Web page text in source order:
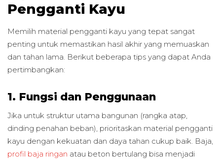
Pengganti Kayu
Memilih material pengganti kayu yang tepat sangat
penting untuk memastikan hasil akhir yang memuaskan
dan tahan lama. Berikut beberapa tips yang dapat Anda
pertimbangkan:
1. Fungsi dan Penggunaan
Jika untuk struktur utama bangunan (rangka atap,
dinding penahan beban), prioritaskan material pengganti
kayu dengan kekuatan dan daya tahan cukup baik. Baja,
profil baja ringan atau beton bertulang bisa menjadi